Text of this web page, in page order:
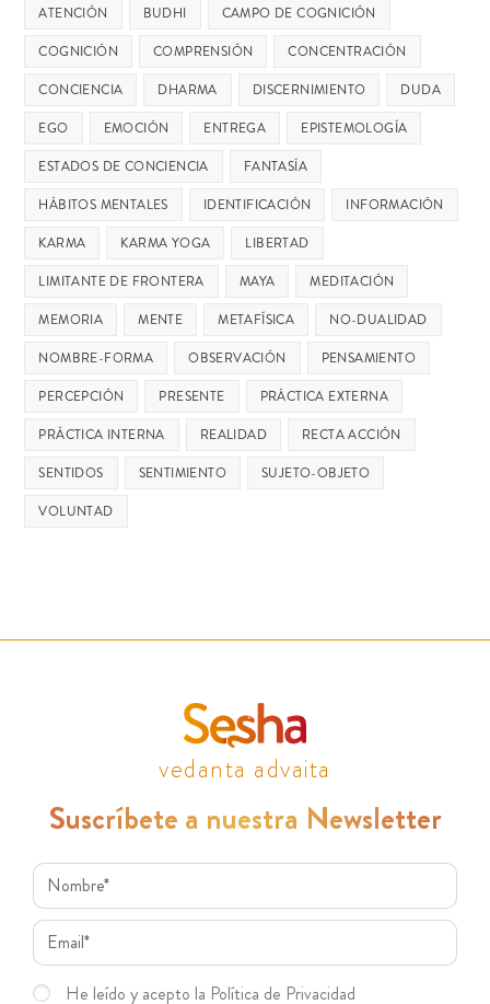
ATENCIÓN
BUDHI
CAMPO DE COGNICIÓN
COGNICIÓN
COMPRENSIÓN
CONCENTRACIÓN
CONCIENCIA
DHARMA DISCERNIMIENTO
DUDA
EGO
EMOCIÓN ENTREGA
EPISTEMOLOGÍA
ESTADOS DE CONCIENCIA
FANTASÍA
HÁBITOS MENTALES
IDENTIFICACIÓN
INFORMACIÓN
KARMA
KARMA YOGA
LIBERTAD
LIMITANTE DE FRONTERA
MAYA
MEDITACIÓN
MEMORIA
MENTE METAFÍSICA
NO-DUALIDAD
NOMBRE-FORMA
OBSERVACIÓN
PENSAMIENTO
PERCEPCIÓN
PRESENTE
PRÁCTICA EXTERNA
PRÁCTICA INTERNA
REALIDAD
RECTA ACCIÓN
SENTIDOS
SENTIMIENTO
SUJETO-OBJETO
VOLUNTAD
vedanta advaita
Suscríbete a nuestra Newsletter
He leído y acepto la Política de Privacidad